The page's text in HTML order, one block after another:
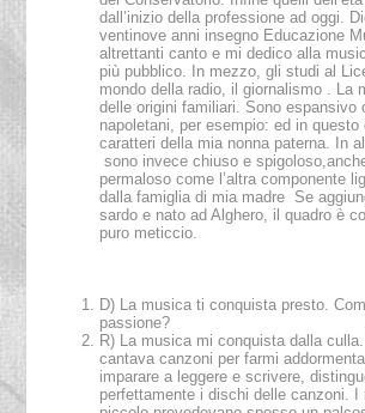
dall’inizio della professione ad oggi.
ventinove anni insegno Educazione
altrettanti canto e mi dedico alla
più pubblico. In mezzo, gli studi al
mondo della radio, il giornalismo . La
delle origini familiari. Sono espansivo
napoletani, per esempio: ed in questo
caratteri della mia nonna paterna. In
sono invece chiuso e
permaloso come l’altra componente
dalla famiglia di mia madre Se
sardo e nato ad Alghero, il quadro è
puro meticcio.
D) La musica ti conquista presto.
passione?
R) La musica mi conquista dalla
cantava canzoni per farmi
imparare a leggere e scrivere,
perfettamente i dischi delle canzoni. I